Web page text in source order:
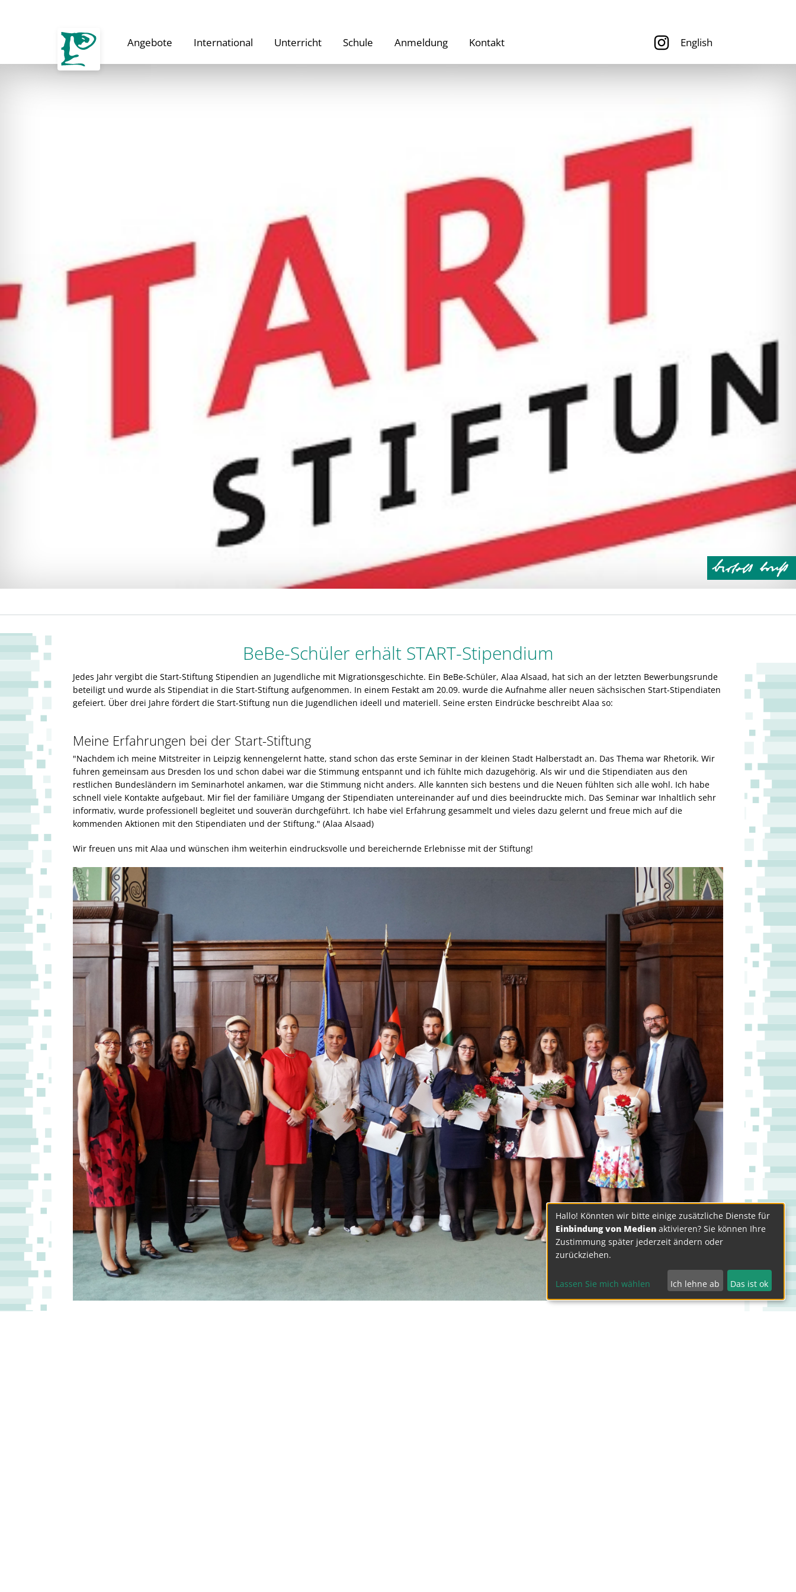
Angebote International Unterricht Schule Anmeldung Kontakt English
BeBe-Schüler erhält START-Stipendium
Jedes Jahr vergibt die Start-Stiftung Stipendien an Jugendliche mit Migrationsgeschichte. Ein BeBe-Schüler, Alaa Alsaad, hat sich an der letzten Bewerbungsrunde
beteiligt und wurde als Stipendiat in die Start-Stiftung aufgenommen. In einem Festakt am 20.09. wurde die Aufnahme aller neuen sächsischen Start-Stipendiaten
gefeiert. Über drei Jahre fördert die Start-Stiftung nun die Jugendlichen ideell und materiell. Seine ersten Eindrücke beschreibt Alaa so:
Meine Erfahrungen bei der Start-Stiftung
"Nachdem ich meine Mitstreiter in Leipzig kennengelernt hatte, stand schon das erste Seminar in der kleinen Stadt Halberstadt an. Das Thema war Rhetorik. Wir
fuhren gemeinsam aus Dresden los und schon dabei war die Stimmung entspannt und ich fühlte mich dazugehörig. Als wir und die Stipendiaten aus den
restlichen Bundesländern im Seminarhotel ankamen, war die Stimmung nicht anders. Alle kannten sich bestens und die Neuen fühlten sich alle wohl. Ich habe
schnell viele Kontakte aufgebaut. Mir fiel der familiäre Umgang der Stipendiaten untereinander auf und dies beeindruckte mich. Das Seminar war Inhaltlich sehr
informativ, wurde professionell begleitet und souverän durchgeführt. Ich habe viel Erfahrung gesammelt und vieles dazu gelernt und freue mich auf die
kommenden Aktionen mit den Stipendiaten und der Stiftung." (Alaa Alsaad)
Wir freuen uns mit Alaa und wünschen ihm weiterhin eindrucksvolle und bereichernde Erlebnisse mit der Stiftung!
Hallo! Könnten wir bitte einige zusätzliche Dienste für
Einbindung von Medien aktivieren? Sie können Ihre
Zustimmung später jederzeit ändern oder
zurückziehen.
Lassen Sie mich wählen Ich lehne ab Das ist ok